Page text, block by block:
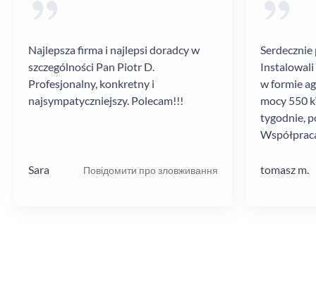
Najlepsza firma i najlepsi doradcy w
szczególności Pan Piotr D.
Profesjonalny, konkretny i
najsympatyczniejszy. Polecam!!!
Sara Повідомити про зловживання
Instalowali
w formie
mocy 550
tygodnie,
tomasz m.